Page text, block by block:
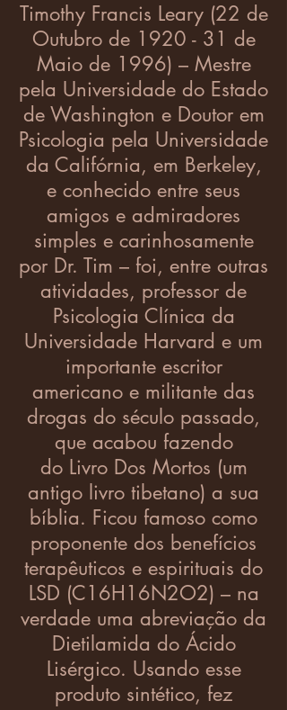
Timothy Francis Leary (22 de
Outubro de 1920 - 31 de
Maio de 1996) – Mestre
pela Universidade do Estado
de Washington e Doutor em
Psicologia pela Universidade
da Califórnia, em Berkeley,
e conhecido entre seus
amigos e admiradores
simples e carinhosamente
por Dr. Tim – foi, entre outras
atividades, professor de
Psicologia Clínica da
Universidade Harvard e um
importante escritor
americano e militante das
drogas do século passado,
que acabou fazendo
do Livro Dos Mortos (um
antigo livro tibetano) a sua
bíblia. Ficou famoso como
proponente dos benefícios
terapêuticos e espirituais do
LSD (C16H16N2O2) – na
verdade uma abreviação da
Dietilamida do Ácido
Lisérgico. Usando esse
produto sintético, fez